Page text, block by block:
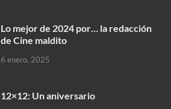
Lo mejor de 2024 por… la redacción
de Cine maldito
6 enero, 2025
12×12: Un aniversario